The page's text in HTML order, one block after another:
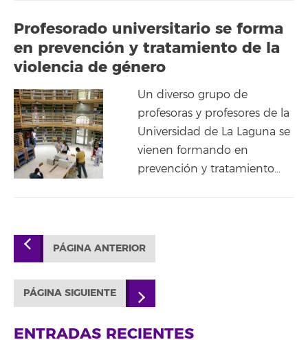
Profesorado universitario se forma
en prevención y tratamiento de la
violencia de género
Un diverso grupo de
profesoras y profesores de la
Universidad de La Laguna se
vienen formando en
prevención y tratamiento…
PÁGINA ANTERIOR
PÁGINA SIGUIENTE
ENTRADAS RECIENTES